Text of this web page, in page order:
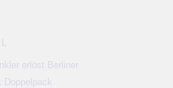
erlöst Berliner